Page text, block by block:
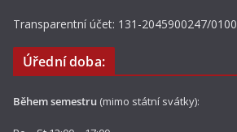
Transparentní účet: 131-2045900247/0100
Úřední doba:
Během semestru (mimo státní svátky):